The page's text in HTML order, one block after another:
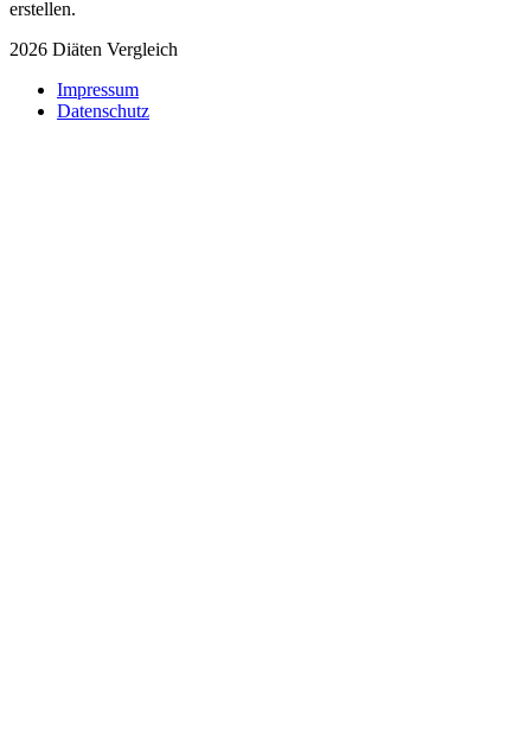
erstellen.
2026 Diäten Vergleich
Impressum
Datenschutz